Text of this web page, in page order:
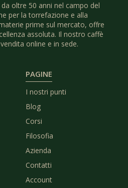
oltre 50 anni nel campo del
per la torrefazione e alla
prime sul mercato, offre
assoluta. Il nostro caffè
online e in sede.
PAGINE
I nostri punti
Blog
Corsi
Filosofia
Azienda
Contatti
Account